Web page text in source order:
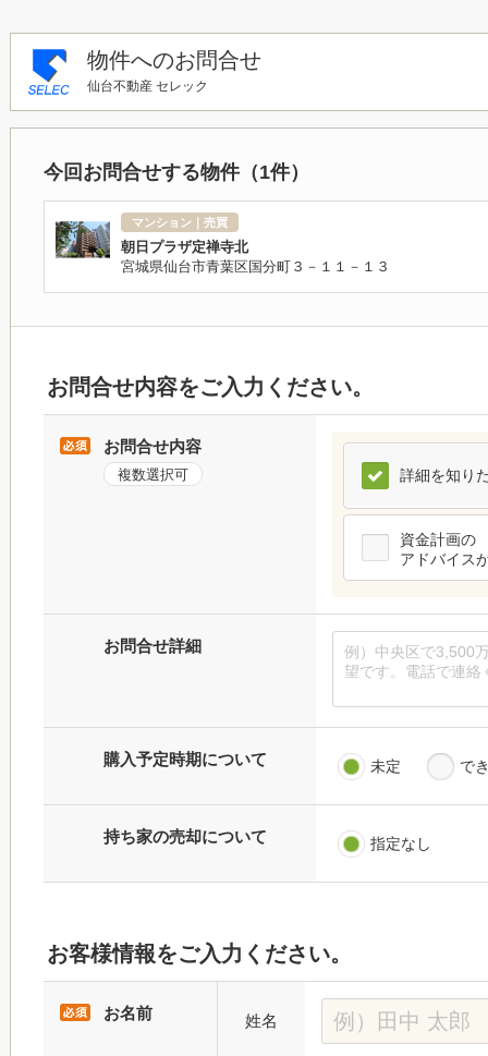
物件へのお問合せ
仙台不動産 セレック
今回お問合せする物件（1件）
マンション｜売買
朝日プラザ定禅寺北
宮城県仙台市青葉区国分町３－１１－１３
お問合せ内容をご入力ください。
お問合せ内容
複数選択可 詳細を知り
資金計画の
アドバイス
お問合せ詳細
購入予定時期について 未定 で
持ち家の売却について 指定なし
お客様情報をご入力ください。
お名前 姓名